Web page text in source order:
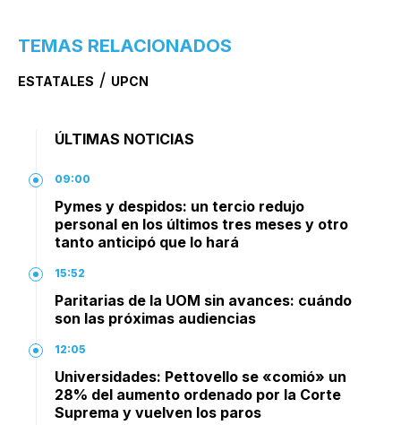
TEMAS RELACIONADOS
ESTATALES / UPCN
ÚLTIMAS NOTICIAS
09:00
Pymes y despidos: un tercio redujo
personal en los últimos tres meses y otro
tanto anticipó que lo hará
15:52
Paritarias de la UOM sin avances: cuándo
son las próximas audiencias
12:05
Universidades: Pettovello se «comió» un
28% del aumento ordenado por la Corte
Suprema y vuelven los paros